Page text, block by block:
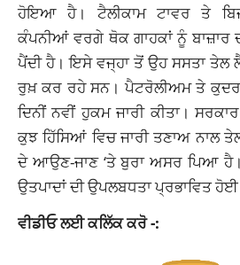
ਹੋਇਆ ਹੈ। ਟੈਲੀਕਾਮ ਟਾਵਰ ਤੇ
ਕੰਪਨੀਆਂ ਵਰਗੇ ਥੋਕ ਗਾਹਕਾਂ ਨੂੰ ਬਾਜ਼ਾਰ
ਪੈਂਦੀ ਹੈ। ਇਸੇ ਵਜ੍ਹਾ ਤੋਂ ਉਹ ਸਸਤਾ ਤੇਲ
ਰੁਖ਼ ਕਰ ਰਹੇ ਸਨ। ਪੈਟਰੋਲੀਅਮ ਤੇ
ਦਿਨੀਂ ਨਵੀਂ ਹੁਕਮ ਜਾਰੀ ਕੀਤਾ।
ਕੁਝ ਹਿੱਸਿਆਂ ਵਿਚ ਜਾਰੀ ਤਣਾਅ ਨਾਲ
ਦੇ ਆਉਣ-ਜਾਣ ‘ਤੇ ਬੁਰਾ ਅਸਰ ਪਿਆ
ਉਤਪਾਦਾਂ ਦੀ ਉਪਲਬਧਤਾ ਪ੍ਰਭਾਵਿਤ
ਵੀਡੀਓ ਲਈ ਕਲਿੱਕ ਕਰੋ -: